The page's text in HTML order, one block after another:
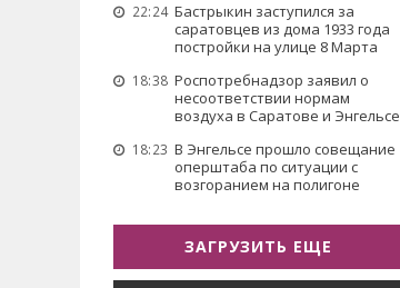
22:24 Бастрыкин заступился за
саратовцев из дома 1933 года
постройки на улице 8 Марта
18:38 Роспотребнадзор заявил о
несоответствии нормам
воздуха в Саратове и Энгельсе
18:23 В Энгельсе прошло совещание
оперштаба по ситуации с
возгоранием на полигоне
ЗАГРУЗИТЬ ЕЩЕ